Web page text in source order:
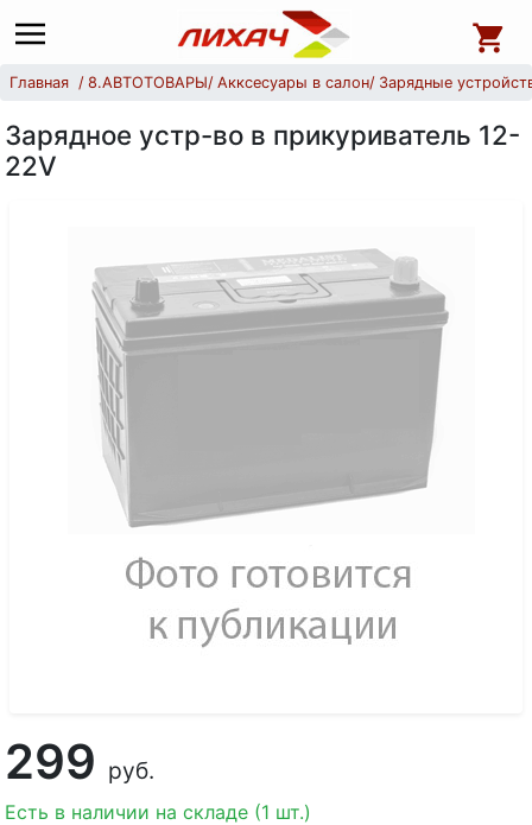
Главная 8.АВТОТОВАРЫ Акксесуары в салон Зарядные
Зарядное устр-во в прикуриватель 12-
22V
299 руб.
Есть в наличии на складе (1 шт.)